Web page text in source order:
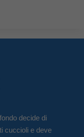
decide di
cuccioli e deve